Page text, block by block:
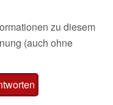
zu diesem
(auch ohne